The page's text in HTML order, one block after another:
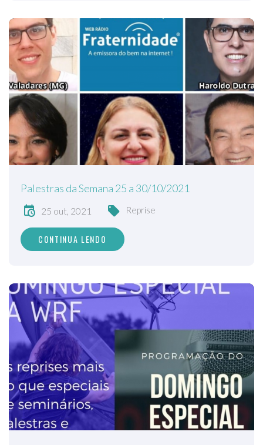
Palestras da Semana 25 a 30/10/2021
25 out, 2021 Reprise
CONTINUA LENDO